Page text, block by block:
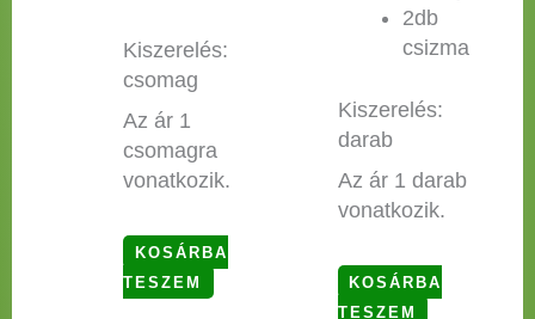
Kiszerelés:
csomag
Az ár 1
csomagra
vonatkozik.
KOSÁRBA
TESZEM
2db
csizma
Kiszerelés:
darab
Az ár 1 darab
vonatkozik.
KOSÁRBA
TESZEM